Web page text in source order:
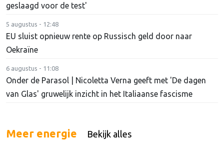
geslaagd voor de test'
5 augustus - 12:48
EU sluist opnieuw rente op Russisch geld door naar
Oekraïne
6 augustus - 11:08
Onder de Parasol | Nicoletta Verna geeft met 'De dagen
van Glas' gruwelijk inzicht in het Italiaanse fascisme
Meer energie Bekijk alles